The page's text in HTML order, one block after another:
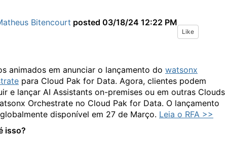
Bitencourt posted 03/18/24 12:22 PM
Like
animados em anunciar o lançamento do watsonx
para Cloud Pak for Data. Agora, clientes podem
e lançar AI Assistants on-premises ou em outras Clouds
Orchestrate no Cloud Pak for Data. O lançamento
disponível em 27 de Março. Leia o RFA >>
isso?